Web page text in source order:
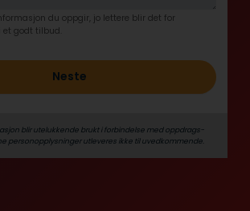
du oppgir, jo lettere blir det for
godt tilbud.
Neste
blir utelukkende brukt i forbindelse med oppdrags­
person­­opplysninger utleveres ikke til uvedkommende.